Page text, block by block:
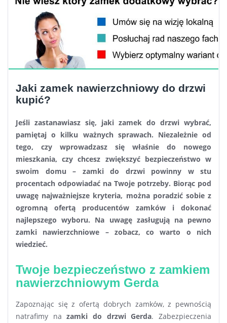
Jaki zamek nawierzchniowy do drzwi
kupić?
Jeśli zastanawiasz się, jaki zamek do drzwi wybrać,
pamiętaj o kilku ważnych sprawach. Niezależnie od
tego, czy wprowadzasz się właśnie do nowego
mieszkania, czy chcesz zwiększyć bezpieczeństwo w
swoim domu – zamki do drzwi powinny w stu
procentach odpowiadać na Twoje potrzeby. Biorąc pod
uwagę najważniejsze kryteria, można poradzić sobie z
ogromną ofertą producentów zamków i dokonać
najlepszego wyboru. Na uwagę zasługują na pewno
zamki nawierzchniowe – zobacz, co warto o nich
wiedzieć.
Twoje bezpieczeństwo z zamkiem
nawierzchniowym Gerda
Zapoznając się z ofertą dobrych zamków, z pewnością
natrafimy nazamki do drzwi Gerda. Zabezpieczenia